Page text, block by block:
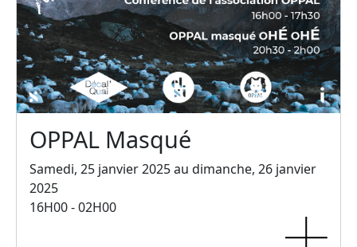
OPPAL Masqué
Samedi, 25 janvier 2025 au dimanche, 26 janvier
2025
16H00 - 02H00